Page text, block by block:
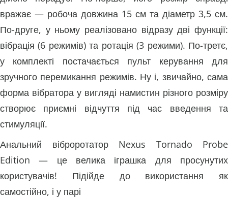
вражає — робоча довжина 15 см та діаметр 3,5 см.
По-друге, у ньому реалізовано відразу дві функції:
вібрація (6 режимів) та ротація (3 режими). По-третє,
у комплекті постачається пульт керування для
зручного перемикання режимів. Ну і, звичайно, сама
форма вібратора у вигляді намистин різного розміру
створює приємні відчуття під час введення та
стимуляції.
Анальний віброротатор Nexus Tornado Probe
Edition — це велика іграшка для просунутих
користувачів! Підійде до використання як
самостійно, і у парі